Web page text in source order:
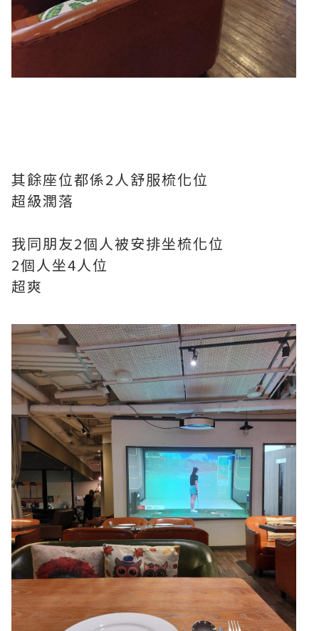
其餘座位都係2人舒服梳化位
超級濶落
我同朋友2個人被安排坐梳化位
2個人坐4人位
超爽